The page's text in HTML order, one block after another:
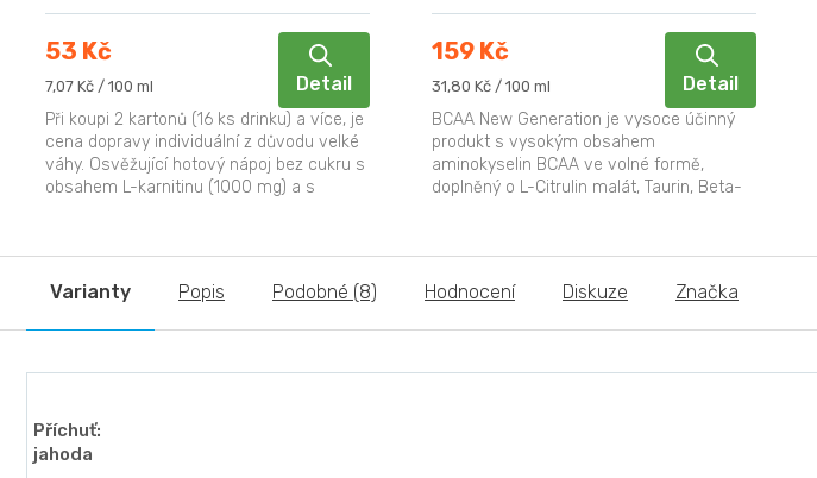
53 Kč
Měrná
7,07 Kč / 100 ml Detail
Při koupi 2 kartonů (16 ks drinku) a více, je
cena dopravy individuální z důvodu velké
váhy. Osvěžující hotový nápoj bez cukru s
obsahem L-karnitinu (1000 mg) a s
159 Kč
Měrná
31,80 Kč / 100 ml Detail
BCAA New Generation je vysoce účinný
produkt s vysokým obsahem
aminokyselin BCAA ve volné formě,
doplněný o L-Citrulin malát, Taurin, Beta-
Varianty Popis Podobné (8) Hodnocení Diskuze Značka
Příchuť:
jahoda